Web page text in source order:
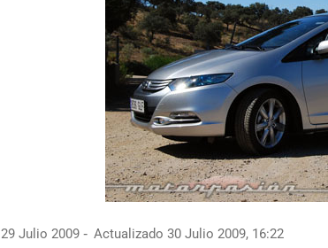
29 Julio 2009 Actualizado 30 Julio 2009, 16:22